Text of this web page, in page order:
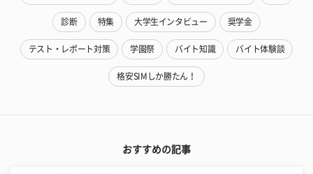
診断 特集 大学生インタビュー 奨学金
テスト・レポート対策 学園祭 バイト知識 バイト体験談
格安SIMしか勝たん！
おすすめの記事